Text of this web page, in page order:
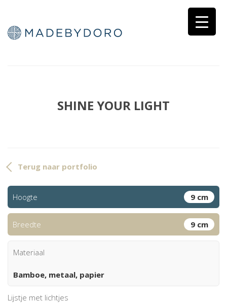
SHINE YOUR LIGHT
Terug naar portfolio
Hoogte 9 cm
Breedte 9 cm
Materiaal
Bamboe, metaal, papier
Lijstje met lichtjes